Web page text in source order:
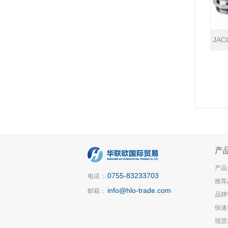
电话： 0755-83233703
邮箱： info@hlo-trade.com
产
产
推
品
快
现